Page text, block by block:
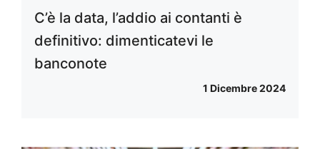
C’è la data, l’addio ai contanti è
definitivo: dimenticatevi le
banconote
1 Dicembre 2024